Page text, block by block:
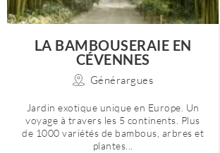
LA BAMBOUSERAIE EN
CÉVENNES
Générargues
Jardin exotique unique en Europe. Un
voyage à travers les 5 continents. Plus
de 1000 variétés de bambous, arbres et
plantes...